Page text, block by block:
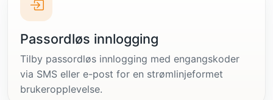
Passordløs innlogging
Tilby passordløs innlogging med engangskoder
via SMS eller e-post for en strømlinjeformet
brukeropplevelse.